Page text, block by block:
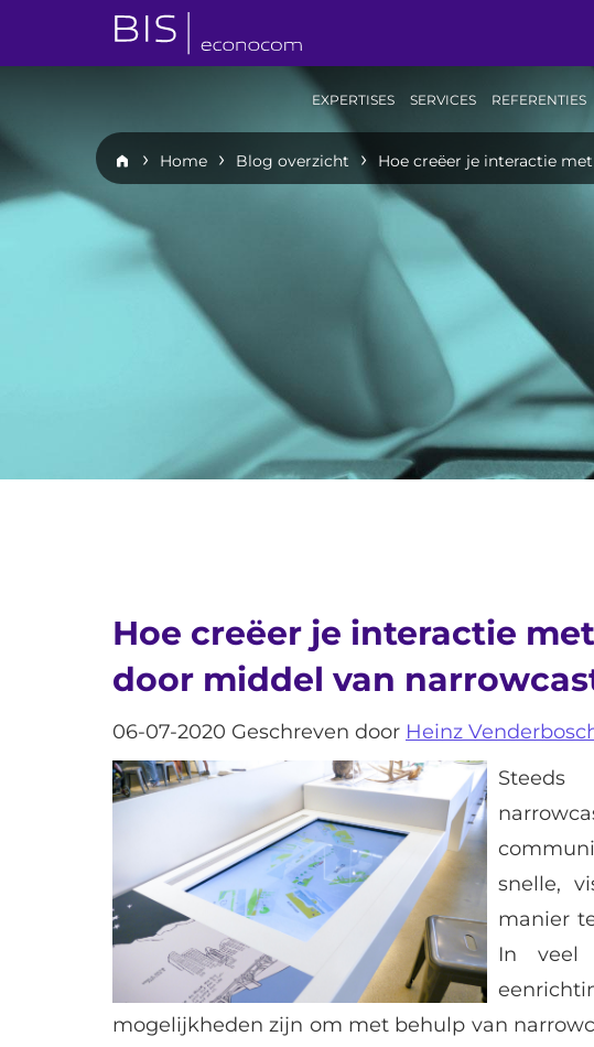
EXPERTISES SERVICES REFERENTIES
Home Blog overzicht Hoe creëer je interactie
Hoe creëer je interactie
door middel van
06-07-2020 Geschreven door Heinz
snelle,
manier
In veel
mogelijkheden zijn om met behulp van